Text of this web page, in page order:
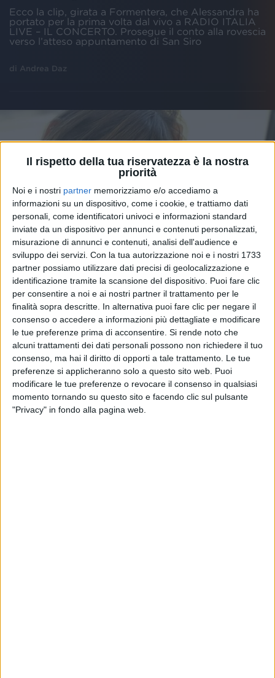
Il rispetto della tua riservatezza è la nostra
priorità
Noi e i nostri partner memorizziamo e/o accediamo a
informazioni su un dispositivo, come i cookie, e trattiamo dati
personali, come identificatori univoci e informazioni standard
inviate da un dispositivo per annunci e contenuti personalizzati,
misurazione di annunci e contenuti, analisi dell'audience e
sviluppo dei servizi. Con la tua autorizzazione noi e i nostri 1733
partner possiamo utilizzare dati precisi di geolocalizzazione e
identificazione tramite la scansione del dispositivo. Puoi fare clic
per consentire a noi e ai nostri partner il trattamento per le
finalità sopra descritte. In alternativa puoi fare clic per negare il
consenso o accedere a informazioni più dettagliate e modificare
le tue preferenze prima di acconsentire. Si rende noto che
alcuni trattamenti dei dati personali possono non richiedere il tuo
consenso, ma hai il diritto di opporti a tale trattamento. Le tue
preferenze si applicheranno solo a questo sito web. Puoi
modificare le tue preferenze o revocare il consenso in qualsiasi
momento tornando su questo sito e facendo clic sul pulsante
"Privacy" in fondo alla pagina web.
Ecco la clip, girata a Formentera, che Alessandra ha
portato per la prima volta dal vivo a RADIO ITALIA
LIVE – IL CONCERTO. Prosegue il conto alla rovescia
verso l’atteso appuntamento di San Siro
di Andrea Daz
DA GUARDARE FINO ALLA FINE 12 nov 2021
Le due anime di Alessandra Amoroso nel
video di “Canzone inutile”
La sfera privata e artistica di Alessandra nella clip del
nuovo singolo, ideata da lei stessa per la regia di
bendo. La cantante salentina è pronta a presentare il
suo ultimo album “Tutto accade” in diretta a Radio
Italia solomusicaitaliana
diAndrea Daz